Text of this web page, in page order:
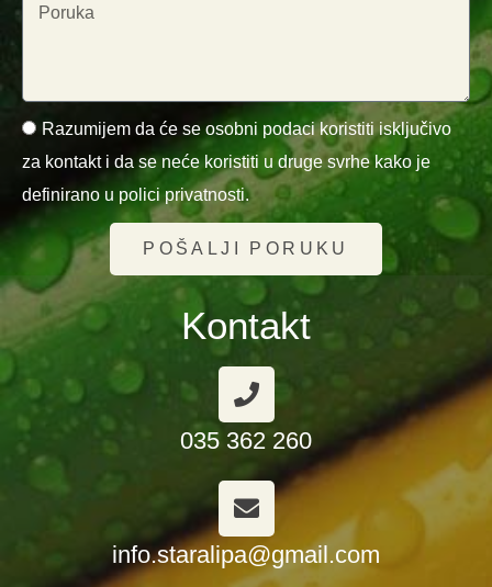
Razumijem da će se osobni podaci koristiti isključivo
za kontakt i da se neće koristiti u druge svrhe kako je
definirano u polici privatnosti.
POŠALJI PORUKU
Kontakt
035 362 260
info.staralipa@gmail.com